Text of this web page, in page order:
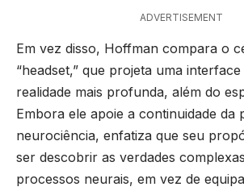
ADVERTISEMENT
Em vez disso, Hoffman compara o
“headset,” que projeta uma
realidade mais profunda, além do
Embora ele apoie a continuidade da
neurociência, enfatiza que seu
ser descobrir as verdades
processos neurais, em vez de